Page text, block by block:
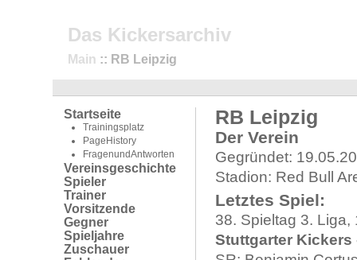
Das Kickersarchiv
Main :: RB Leipzig
Startseite
Trainingsplatz
PageHistory
FragenundAntworten
Vereinsgeschichte
Spieler
Trainer
Vorsitzende
Gegner
Spieljahre
Zuschauer
RB Leipzig
Der Verein
Gegründet:
Stadion: Red Bull
Letztes Spiel:
38. Spieltag 3. Liga,
Stuttgarter Kickers